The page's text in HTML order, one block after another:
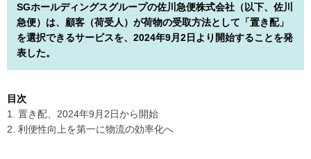
SGホールディングスグループの佐川急便株式会社（以下、佐川
急便）は、顧客（荷受人）が荷物の受取方法として「置き配」
を選択できるサービスを、2024年9月2日より開始することを発
表した。
目次
1. 置き配、2024年9月2日から開始
2. 利便性向上を第一に物流の効率化へ